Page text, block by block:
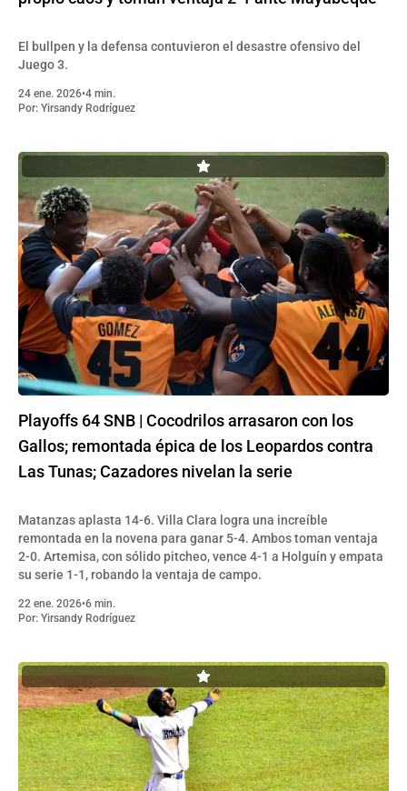
El bullpen y la defensa contuvieron el desastre ofensivo del
Juego 3.
24 ene. 2026•4 min.
Por: Yirsandy Rodríguez
Playoffs 64 SNB | Cocodrilos arrasaron con los
Gallos; remontada épica de los Leopardos contra
Las Tunas; Cazadores nivelan la serie
Matanzas aplasta 14-6. Villa Clara logra una increíble
remontada en la novena para ganar 5-4. Ambos toman ventaja
2-0. Artemisa, con sólido pitcheo, vence 4-1 a Holguín y empata
su serie 1-1, robando la ventaja de campo.
22 ene. 2026•6 min.
Por: Yirsandy Rodríguez